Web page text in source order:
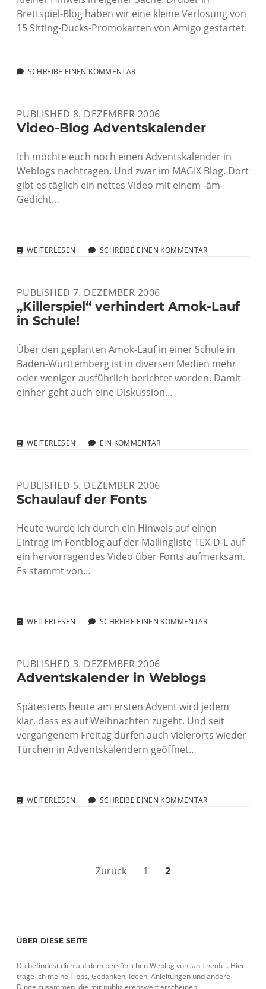
MAILS
Brettspiel-Blog haben wir eine kleine Verlosung von
15 Sitting-Ducks-Promokarten von Amigo gestartet.
SCHREIBE EINEN KOMMENTAR
PUBLISHED 8. DEZEMBER 2006
Video-Blog Adventskalender
Ich möchte euch noch einen Adventskalender in
Weblogs nachtragen. Und zwar im MAGIX Blog. Dort
gibt es täglich ein nettes Video mit einem -äm-
Gedicht…
WEITERLESEN VIDEO- SCHREIBE EINEN KOMMENTAR
PUBLISHED 7. DEZEMBER 2006
„Killerspiel“ verhindert Amok-Lauf
in Schule!
Über den geplanten Amok-Lauf in einer Schule in
Baden-Württemberg ist in diversen Medien mehr
oder weniger ausführlich berichtet worden. Damit
einher geht auch eine Diskussion…
WEITERLESEN „KILLERSPIEL“
IN
SCHULE!
EIN KOMMENTAR
PUBLISHED 5. DEZEMBER 2006
Schaulauf der Fonts
Heute wurde ich durch ein Hinweis auf einen
Eintrag im Fontblog auf der Mailingliste TEX-D-L auf
ein hervorragendes Video über Fonts aufmerksam.
Es stammt von…
WEITERLESEN SCHAULAUFSCHREIBE EINEN KOMMENTAR
PUBLISHED 3. DEZEMBER 2006
Adventskalender in Weblogs
Spätestens heute am ersten Advent wird jedem
klar, dass es auf Weihnachten zugeht. Und seit
vergangenem Freitag dürfen auch vielerorts wieder
Türchen in Adventskalendern geöffnet…
WEITERLESEN ADVENTSKALENDER
SCHREIBE EINEN KOMMENTAR
Seitennummerierung
Zurück 1 2
Sidebar
ÜBER DIESE SEITE
Du befindest dich auf dem persönlichen Weblog von Jan Theofel. Hier
trage ich meine Tipps, Gedanken, Ideen, Anleitungen und andere
Dinge zusammen, die mir publizierenswert erscheinen.